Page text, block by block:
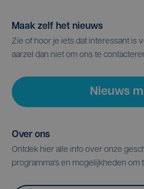
Maak zelf het nieuws
Zie of hoor je iets dat interessant is
aarzel dan niet om ons te
Nieuws
Over ons
Ontdek hier alle info over onze
programma's en mogelijkheden om